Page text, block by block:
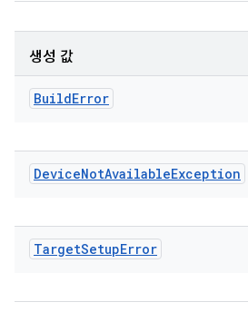
생성 값
BuildError
DeviceNotAvailableException
TargetSetupError